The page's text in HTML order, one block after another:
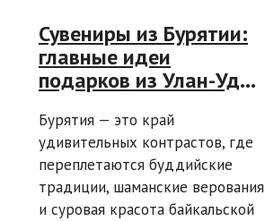
Сувениры из Бурятии:
главные идеи
подарков из Улан-Удэ
Бурятия — это край
удивительных контрастов, где
переплетаются буддийские
традиции, шаманские верования
и суровая красота байкальской